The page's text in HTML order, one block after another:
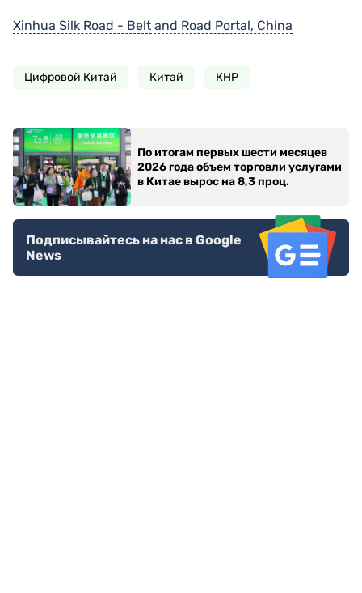
Xinhua Silk Road - Belt and Road Portal, China
Цифровой Китай Китай КНР
По итогам первых шести месяцев
2026 года объем торговли услугами
в Китае вырос на 8,3 проц.
Подписывайтесь на нас в Google
News